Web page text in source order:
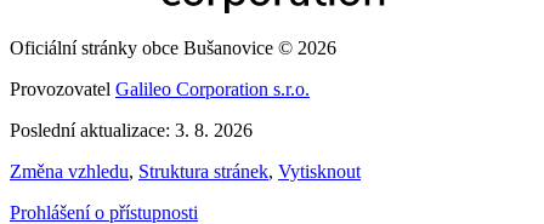
Oficiální stránky obce Bušanovice © 2026
Provozovatel Galileo Corporation s.r.o.
Poslední aktualizace: 3. 8. 2026
Změna vzhledu, Struktura stránek, Vytisknout
Prohlášení o přístupnosti